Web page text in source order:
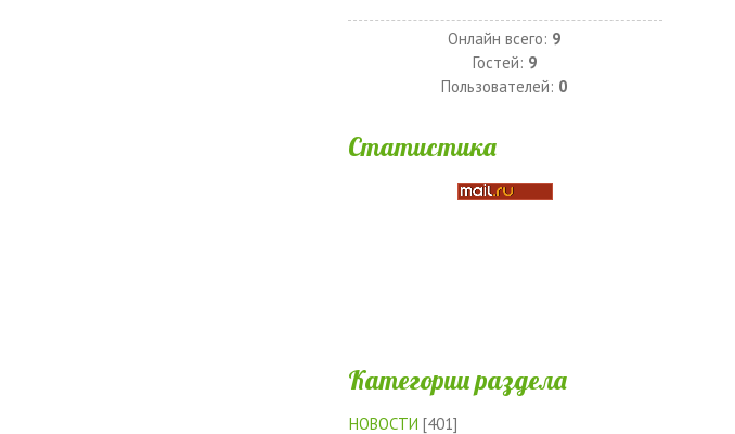
Онлайн всего: 9
Гостей: 9
Пользователей: 0
Статистика
Категории раздела
НОВОСТИ [401]